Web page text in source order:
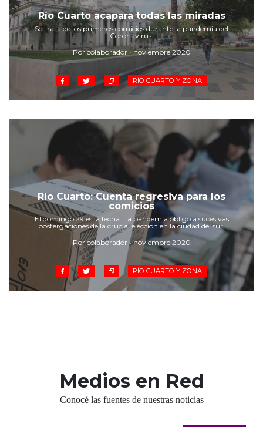
Cruz del Eje
Corredor de Ansenuza
La Carlota y zona
Laboulaye y sur
Bell Ville
Río Tercero
Despeñaderos
Río Cuarto acapara todas las miradas
Se trata de los primeros comicios durante la pandemia del
Coronavirus.
Por colaborador • noviembre 2020
RÍO CUARTO Y ZONA
Río Cuarto: Cuenta regresiva para los
comicios
El domingo 29 es la fecha. La pandemia obligó a sucesivas
postergaciones de la crucial elección en la ciudad del sur.
Por colaborador • noviembre 2020
RÍO CUARTO Y ZONA
Medios en Red
Conocé las fuentes de nuestras noticias